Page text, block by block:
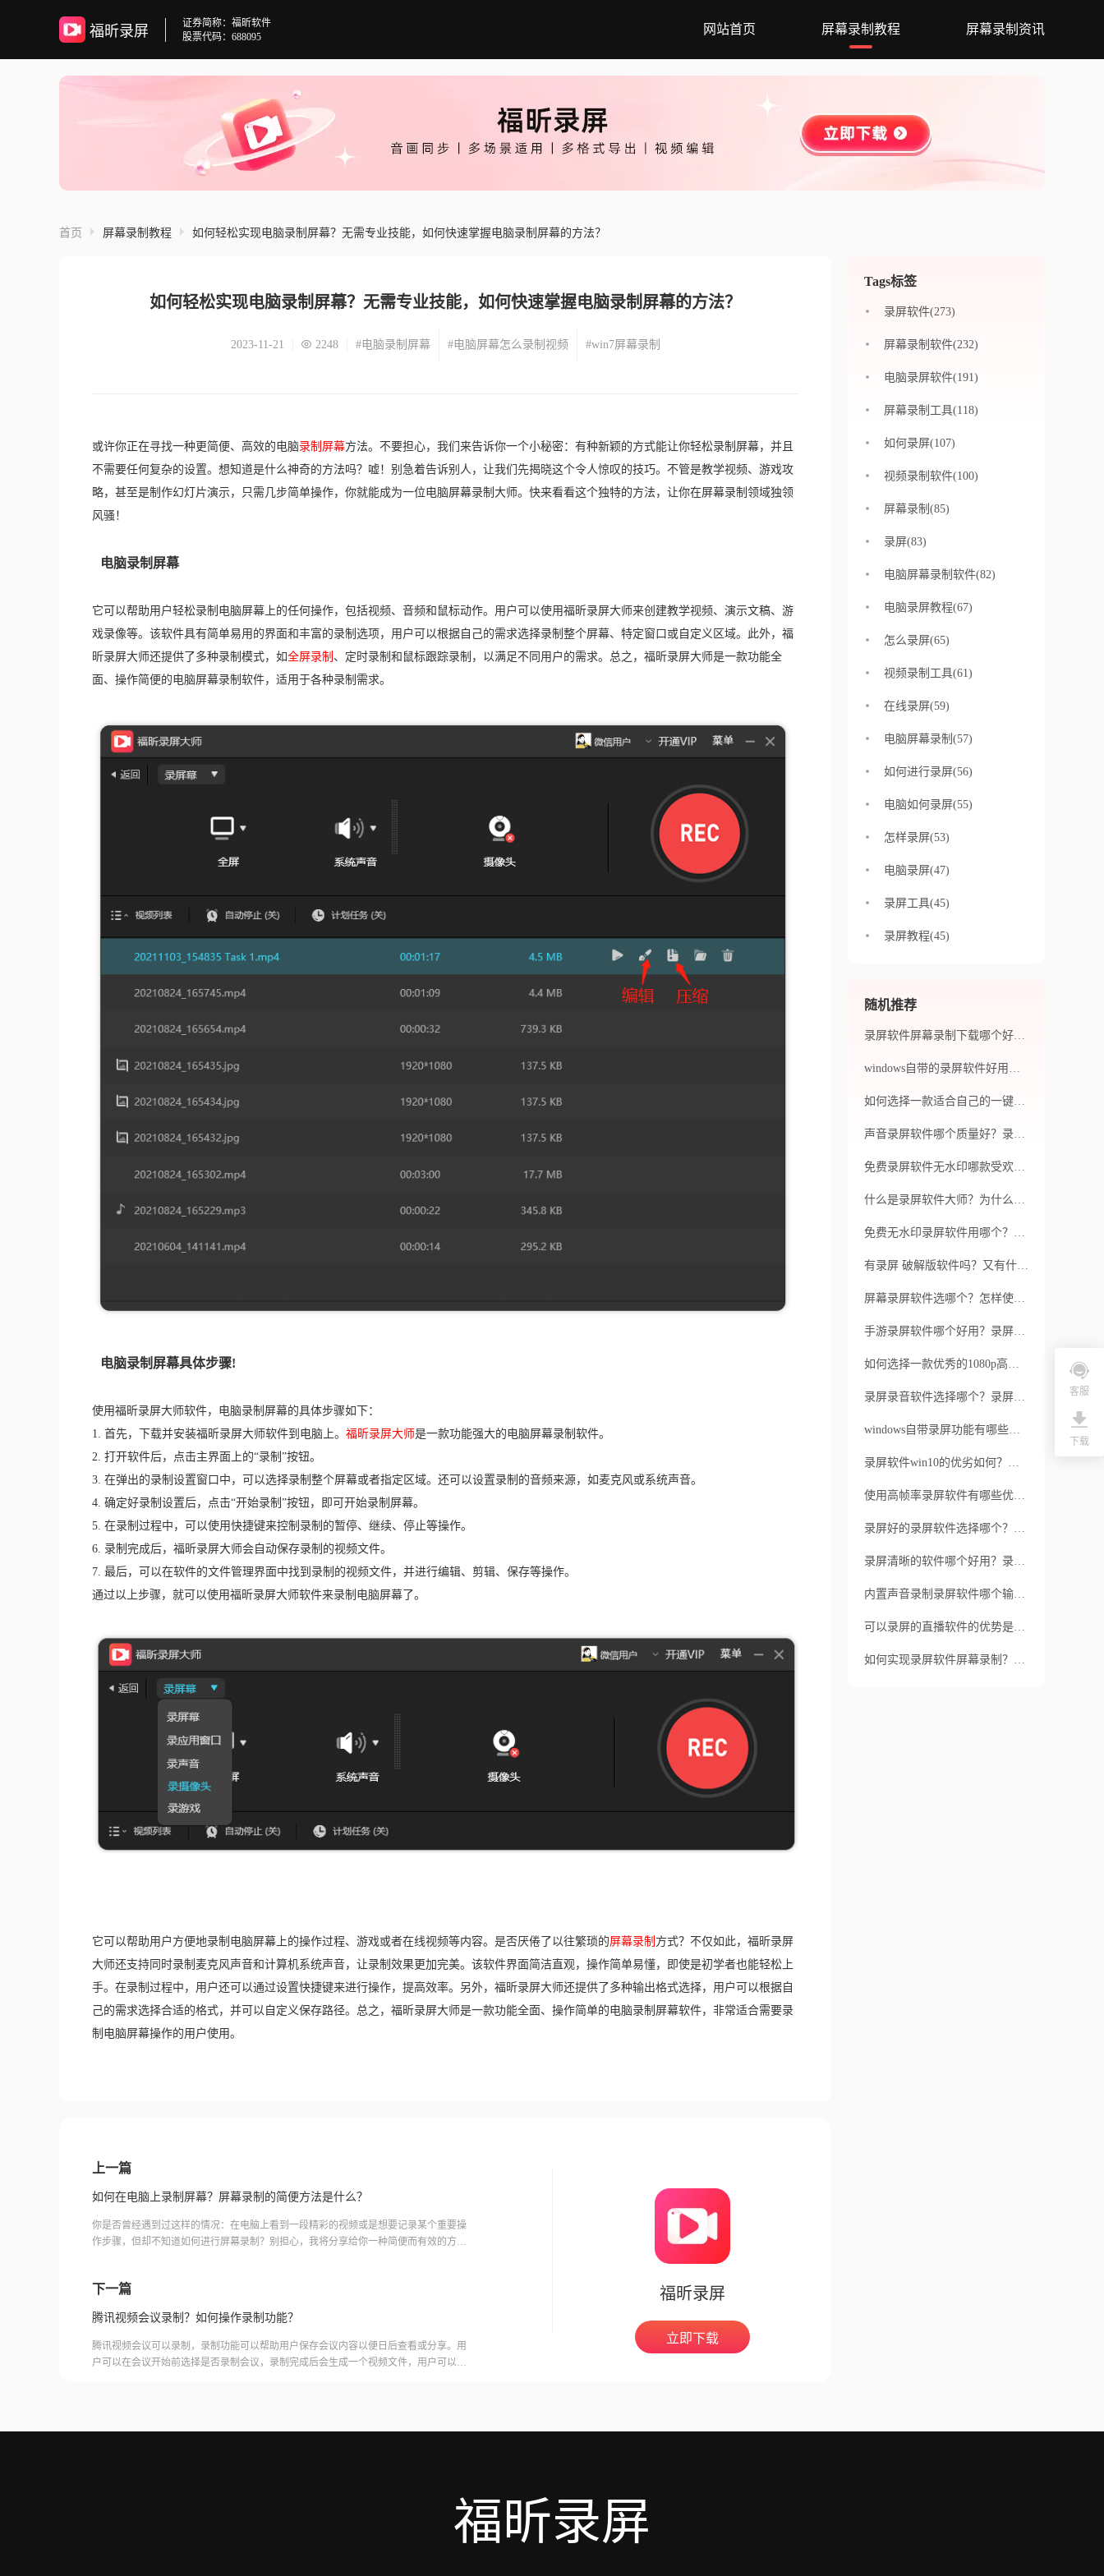
福昕录屏
证券简称：福昕软件
股票代码：688095
网站首页 屏幕录制教程 屏幕录制资讯
首页 屏幕录制教程 如何轻松实现电脑录制屏幕？无需专业技能，如何快速掌握电脑录制屏幕的方法？
如何轻松实现电脑录制屏幕？无需专业技能，如何快速掌握电脑录制屏幕的方法？
2023-11-21 2248 #电脑录制屏幕 #电脑屏幕怎么录制视频 #win7屏幕录制
或许你正在寻找一种更简便、高效的电脑录制屏幕方法。不要担心，我们来告诉你一个小秘密：有种新颖的方式能让你轻松录制屏幕，并且
不需要任何复杂的设置。想知道是什么神奇的方法吗？嘘！别急着告诉别人，让我们先揭晓这个令人惊叹的技巧。不管是教学视频、游戏攻
略，甚至是制作幻灯片演示，只需几步简单操作，你就能成为一位电脑屏幕录制大师。快来看看这个独特的方法，让你在屏幕录制领域独领
风骚！
电脑录制屏幕
它可以帮助用户轻松录制电脑屏幕上的任何操作，包括视频、音频和鼠标动作。用户可以使用福昕录屏大师来创建教学视频、演示文稿、游
戏录像等。该软件具有简单易用的界面和丰富的录制选项，用户可以根据自己的需求选择录制整个屏幕、特定窗口或自定义区域。此外，福
昕录屏大师还提供了多种录制模式，如全屏录制 、定时录制和鼠标跟踪录制，以满足不同用户的需求。总之，福昕录屏大师是一款功能全
面、操作简便的电脑屏幕录制软件，适用于各种录制需求。
电脑录制屏幕具体步骤!
使用福昕录屏大师软件，电脑录制屏幕的具体步骤如下：
1. 首先，下载并安装福昕录屏大师软件到电脑上。 福昕录屏大师是一款功能强大的电脑屏幕录制软件。
2. 打开软件后，点击主界面上的“录制”按钮。
3. 在弹出的录制设置窗口中，可以选择录制整个屏幕或者指定区域。还可以设置录制的音频来源，如麦克风或系统声音。
4. 确定好录制设置后，点击“开始录制”按钮，即可开始录制屏幕。
5. 在录制过程中，可以使用快捷键来控制录制的暂停、继续、停止等操作。
6. 录制完成后，福昕录屏大师会自动保存录制的视频文件。
7. 最后，可以在软件的文件管理界面中找到录制的视频文件，并进行编辑、剪辑、保存等操作。
通过以上步骤，就可以使用福昕录屏大师软件来录制电脑屏幕了。
它可以帮助用户方便地录制电脑屏幕上的操作过程、游戏或者在线视频等内容。是否厌倦了以往繁琐的屏幕录制 方式？不仅如此，福昕录屏
大师还支持同时录制麦克风声音和计算机系统声音，让录制效果更加完美。该软件界面简洁直观，操作简单易懂，即使是初学者也能轻松上
手。在录制过程中，用户还可以通过设置快捷键来进行操作，提高效率。另外，福昕录屏大师还提供了多种输出格式选择，用户可以根据自
己的需求选择合适的格式，并可以自定义保存路径。总之，福昕录屏大师是一款功能全面、操作简单的电脑录制屏幕软件，非常适合需要录
制电脑屏幕操作的用户使用。
上一篇
如何在电脑上录制屏幕？屏幕录制的简便方法是什么？
你是否曾经遇到过这样的情况：在电脑上看到一段精彩的视频或是想要记录某个重要操
作步骤，但却不知道如何进行屏幕录制？别担心，我将分享给你一种简便而有效的方
下一篇
腾讯视频会议录制？如何操作录制功能？
腾讯视频会议可以录制，录制功能可以帮助用户保存会议内容以便日后查看或分享。用
户可以在会议开始前选择是否录制会议，录制完成后会生成一个视频文件，用户可以在
福昕录屏
立即下载
Tags标签
录屏软件(273)
屏幕录制软件(232)
电脑录屏软件(191)
屏幕录制工具(118)
如何录屏(107)
视频录制软件(100)
屏幕录制(85)
录屏(83)
电脑屏幕录制软件(82)
电脑录屏教程(67)
怎么录屏(65)
视频录制工具(61)
在线录屏(59)
电脑屏幕录制(57)
如何进行录屏(56)
电脑如何录屏(55)
怎样录屏(53)
电脑录屏(47)
录屏工具(45)
录屏教程(45)
随机推荐
录屏软件屏幕录制下载哪个好？录屏软件的特色介绍
windows自带的录屏软件好用吗？好用的录屏软件有什么？
如何选择一款适合自己的一键录屏软件？如何保证录制视频的质量和安全性？
声音录屏软件哪个质量好？录屏软件如何进行实时屏幕共享？
免费录屏软件无水印哪款受欢迎？福昕录屏大师有哪些功能
什么是录屏软件大师？为什么需要录屏软件大师？
免费无水印录屏软件用哪个？录屏的常见问题有哪些？
有录屏 破解版软件吗？又有什么优点呢？
屏幕录屏软件选哪个？怎样使录屏加速？
手游录屏软件哪个好用？录屏软件的优点是什么？
如何选择一款优秀的1080p高清录屏软件？如何使用这款软件录制出清晰、流畅的视频？
录屏录音软件选择哪个？录屏没有声音怎么办
windows自带录屏功能有哪些需要注意的事项？如何在windows系统中使用录屏功能进行屏幕录制？
录屏软件win10的优劣如何？以及如何选择最适合自己的录屏软件？
使用高帧率录屏软件有哪些优势？高帧率的录屏必须注意什么？
录屏好的录屏软件选择哪个？录屏没声音的原因怎么解决？
录屏清晰的软件哪个好用？录屏优势有哪些？
内置声音录制录屏软件哪个输出格式多？主要应用在哪些方面？
可以录屏的直播软件的优势是什么？如何选择最适合自己的录屏直播软件？
如何实现录屏软件屏幕录制？它有哪些特点和应用场景呢？
福昕录屏
客服
下载